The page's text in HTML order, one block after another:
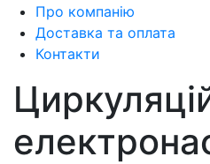
Про компанію
Доставка та оплата
Контакти